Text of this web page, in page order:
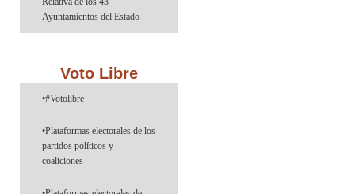
Ayuntamientos del Estado
Voto Libre
•#Votolibre
•Plataformas electorales de los
partidos políticos y
coaliciones